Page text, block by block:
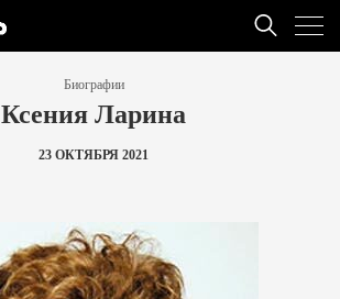
Биографии
Ксения Ларина
23 ОКТЯБРЯ 2021